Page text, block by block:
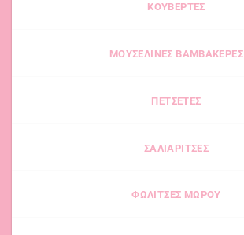
ΚΟΥΒΕΡΤΕΣ
ΜΟΥΣΕΛΙΝΕΣ ΒΑΜΒΑΚΕΡΕΣ
ΠΕΤΣΕΤΕΣ
ΣΑΛΙΑΡΙΤΣΕΣ
ΦΩΛΙΤΣΕΣ ΜΩΡΟΥ